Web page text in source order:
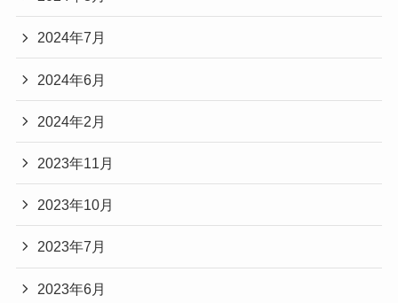
2024年7月
2024年6月
2024年2月
2023年11月
2023年10月
2023年7月
2023年6月